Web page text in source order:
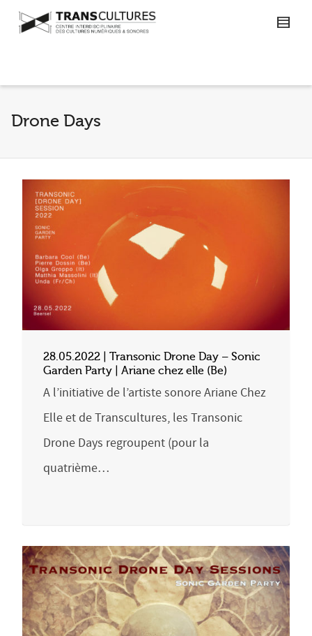
Drone Days
28.05.2022 | Transonic Drone Day – Sonic
Garden Party | Ariane chez elle (Be)
A l’initiative de l’artiste sonore Ariane Chez
Elle et de Transcultures, les Transonic
Drone Days regroupent (pour la
quatrième…